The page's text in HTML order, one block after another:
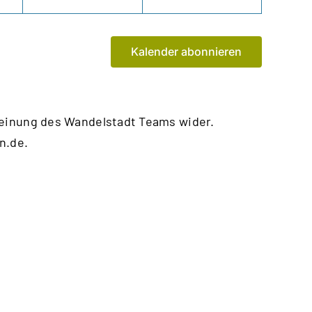
Kalender abonnieren
des Wandelstadt Teams wider.
.